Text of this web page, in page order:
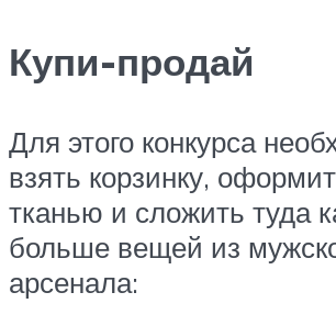
Купи-продай
Для этого конкурса
взять корзинку,
тканью и сложить туда
больше вещей из
арсенала: